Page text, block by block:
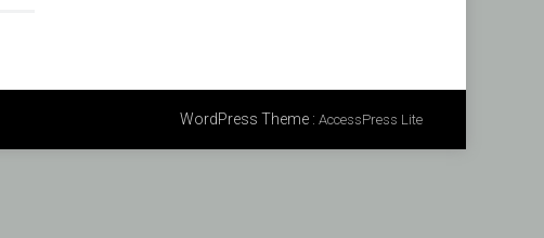
WordPress Theme : AccessPress Lite